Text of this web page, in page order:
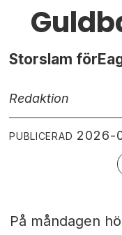
Storslam
Redaktion
PUBLICERAD
På måndagen